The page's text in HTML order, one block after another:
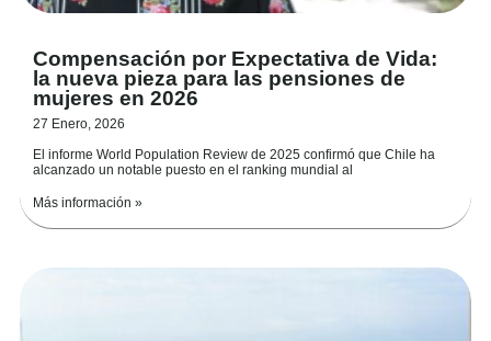
Compensación por Expectativa de Vida:
la nueva pieza para las pensiones de
mujeres en 2026
27 Enero, 2026
El informe World Population Review de 2025 confirmó que Chile ha
alcanzado un notable puesto en el ranking mundial al
Más información »